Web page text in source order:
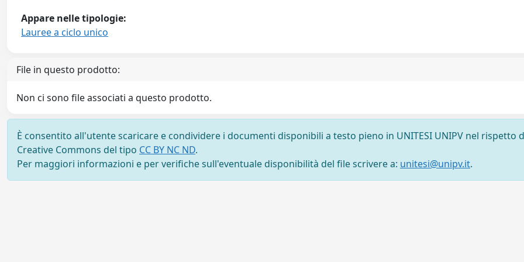
Appare nelle tipologie:
Lauree a ciclo unico
File in questo prodotto:
Non ci sono file associati a questo prodotto.
È consentito all'utente scaricare e condividere i documenti disponibili a testo pieno in UNITESI UNIPV nel rispetto
Creative Commons del tipo CC BY NC ND.
Per maggiori informazioni e per verifiche sull'eventuale disponibilità del file scrivere a: unitesi@unipv.it.